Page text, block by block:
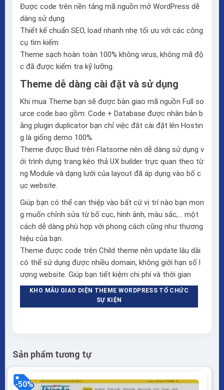
Được code trên nền tảng mã nguồn mở WordPress dễ
dàng sử dụng
Thiết kế chuẩn SEO, load nhanh nhẹ tối ưu với các công
cụ tìm kiếm
Theme sạch hoàn toàn 100% không virus, không mã độ
c đã được kiểm tra kỹ lưỡng.
Theme dễ dàng cài đặt và sử dụng
Khi mua Theme bạn sẽ được bàn giao mã nguồn Full so
urce code bao gồm: Code + Database được nhân bản b
ằng plugin duplicator bạn chỉ việc đăt cài đặt lên Hostin
g là giống demo 100%.
Theme được Buid trên Flatsome nên dễ dàng sử dụng v
ới trình dựng trang kéo thả UX builder trực quan theo từ
ng Module và dạng lưới của layout đã áp dụng vào bố c
ục website.
Giúp bạn có thể can thiệp vào bất cứ vị trí nào bạn mon
g muốn chỉnh sửa từ bố cục, hình ảnh, màu sắc,… một
cách dễ dàng phù hợp với phong cách cũng như thương
hiệu của bạn.
Theme được code trên Child theme nên update lâu dài
có thể sử dụng được nhiều domain, không giới hạn số l
ượng website. Giúp bạn tiết kiệm chi phí và thời gian
KHO MẪU GIAO DIỆN THEME WORDPRESS TỔ CHỨC
SỰ KIỆN
Sản phẩm tương tự
-50%